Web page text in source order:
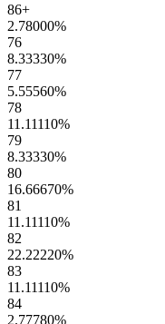
86+
2.78000%
76
8.33330%
77
5.55560%
78
11.11110%
79
8.33330%
80
16.66670%
81
11.11110%
82
22.22220%
83
11.11110%
84
2.77780%